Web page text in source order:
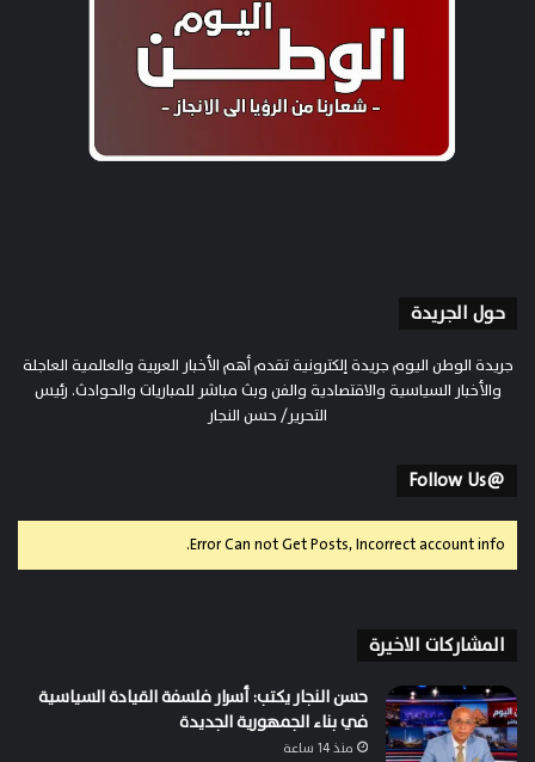
حول الجريدة
جريدة الوطن اليوم جريدة إلكترونية تقدم أهم الأخبار العربية والعالمية العاجلة
والأخبار السياسية والاقتصادية والفن وبث مباشر للمباريات والحوادث. رئيس
التحرير/ حسن النجار
@Follow Us
Error Can not Get Posts, Incorrect account info.
المشاركات الاخيرة
حسن النجار يكتب: أسرار فلسفة القيادة السياسية
في بناء الجمهورية الجديدة
منذ 14 ساعة